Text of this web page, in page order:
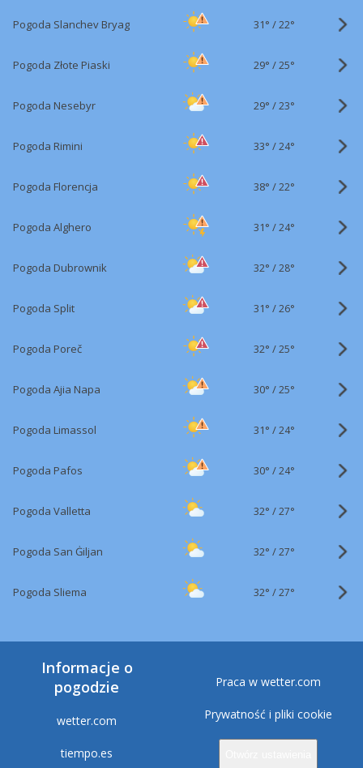
Pogoda Slanchev Bryag 31° /22°
Pogoda Złote Piaski 29° /25°
Pogoda Nesebyr 29° /23°
Pogoda Rimini 33° /24°
Pogoda Florencja 38° /22°
Pogoda Alghero 31° /24°
Pogoda Dubrownik 32° /28°
Pogoda Split 31° /26°
Pogoda Poreč 32° /25°
Pogoda Ajia Napa 30° /25°
Pogoda Limassol 31° /24°
Pogoda Pafos 30° /24°
Pogoda Valletta 32° /27°
Pogoda San Ġiljan 32° /27°
Pogoda Sliema 32° /27°
Informacje o
pogodzie
wetter.com
tiempo.es
Praca w wetter.com
Prywatność i pliki cookie